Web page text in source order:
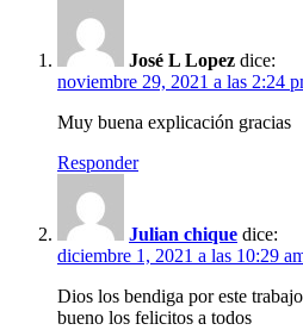
José L Lopez dice:
noviembre 29, 2021 a las 2:24
Muy buena explicación gracias
Responder
Julian chique dice:
diciembre 1, 2021 a las 10:29
Dios los bendiga por este
bueno los felicitos a todos